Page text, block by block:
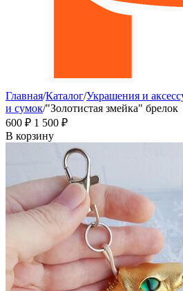
Главная/Каталог/Украшения и
и сумок/"Золотистая змейка" брелок
‍600‍ ₽ 1 500 ₽
В корзину